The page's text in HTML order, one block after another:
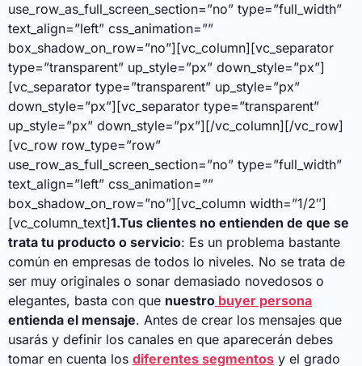
use_row_as_full_screen_section=”no” type=”full_width”
text_align=”left” css_animation=””
box_shadow_on_row=”no”][vc_column][vc_separator
type=”transparent” up_style=”px” down_style=”px”]
[vc_separator type=”transparent” up_style=”px”
down_style=”px”][vc_separator type=”transparent”
up_style=”px” down_style=”px”][/vc_column][/vc_row]
[vc_row row_type=”row”
use_row_as_full_screen_section=”no” type=”full_width”
text_align=”left” css_animation=””
box_shadow_on_row=”no”][vc_column width=”1/2″]
[vc_column_text]1.Tus clientes no entienden de que se
trata tu producto o servicio: Es un problema bastante
común en empresas de todos lo niveles. No se trata de
ser muy originales o sonar demasiado novedosos o
elegantes, basta con que nuestro buyer persona
entienda el mensaje. Antes de crear los mensajes que
usarás y definir los canales en que aparecerán debes
tomar en cuenta los diferentes segmentos y el grado